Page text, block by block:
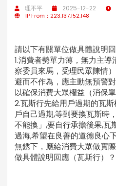
理不平 2025-12-22
IP From：223.137.152.148
請以下有關單位做具體說明
1.消費者勢單力薄，無力主導
察委員來馬，受理民眾陳情
避而不作為，應主動無預警
以確保消費大眾權益（消保
2.瓦斯行先給用戶過期的瓦
戶自己過期,等到要換瓦斯時
不能換」,要自行承擔後果,瓦
過海,希望在良善的道德良心
無銹下，應給消費大眾做實
做具體說明回應（瓦斯行）？